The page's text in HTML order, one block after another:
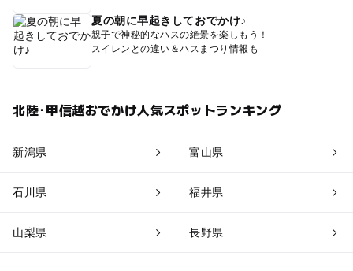
夏の朝に早起きしておでかけ♪
親子で神秘的なハスの絶景を楽しもう！
スイレンとの違い＆ハスまつり情報も
北陸･甲信越おでかけ人気スポットランキング
新潟県 富山県
石川県 福井県
山梨県 長野県